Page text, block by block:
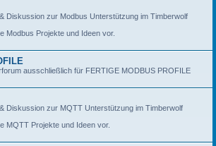
Diskussion zur Modbus Unterstützung im Timberwolf
Modbus Projekte und Ideen vor.
ausschließlich für FERTIGE MODBUS PROFILE
Diskussion zur MQTT Unterstützung im Timberwolf
MQTT Projekte und Ideen vor.